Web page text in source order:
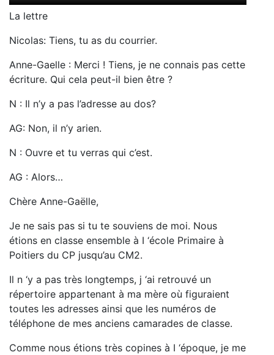
La lettre
Nicolas: Tiens, tu as du courrier.
Anne-Gaelle : Merci ! Tiens, je ne connais pas cette
écriture. Qui cela peut-il bien être ?
N : Il n’y a pas l’adresse au dos?
AG: Non, il n’y arien.
N : Ouvre et tu verras qui c’est.
AG : Alors…
Chère Anne-Gaëlle,
Je ne sais pas si tu te souviens de moi. Nous
étions en classe ensemble à I ‘école Primaire à
Poitiers du CP jusqu’au CM2.
Il n ‘y a pas très longtemps, j ‘ai retrouvé un
répertoire appartenant à ma mère où figuraient
toutes les adresses ainsi que les numéros de
téléphone de mes anciens camarades de classe.
Comme nous étions très copines à I ‘époque, je me